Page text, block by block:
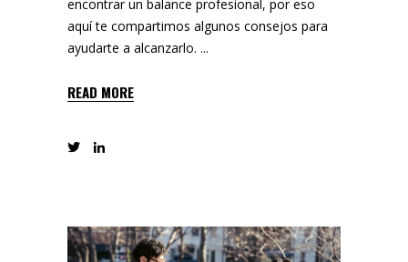
encontrar un balance profesional, por eso
aquí te compartimos algunos consejos para
ayudarte a alcanzarlo.
READ MORE